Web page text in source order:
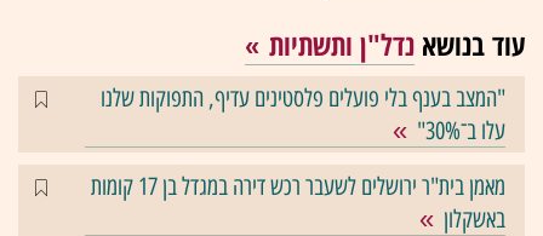
עוד בנושא נדל"ן ותשתיות
"המצב בענף בלי פועלים פלסטינים עדיף, התפוקות שלנו
עלו ב־30%"
מאמן בית"ר ירושלים לשעבר רכש דירה במגדל בן 17 קומות
באשקלון